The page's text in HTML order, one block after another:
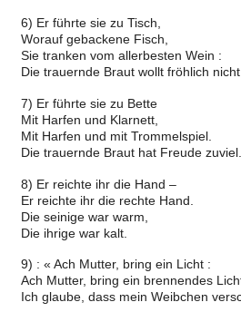
6) Er führte sie zu Tisch,
Worauf gebackene Fisch,
Sie tranken vom allerbesten Wein :
Die trauernde Braut wollt fröhlich nicht
7) Er führte sie zu Bette
Mit Harfen und Klarnett,
Mit Harfen und mit Trommelspiel.
Die trauernde Braut hat Freude zuviel.
8) Er reichte ihr die Hand –
Er reichte ihr die rechte Hand.
Die seinige war warm,
Die ihrige war kalt.
9) : « Ach Mutter, bring ein Licht :
Ach Mutter, bring ein brennendes
Ich glaube, dass mein Weibchen